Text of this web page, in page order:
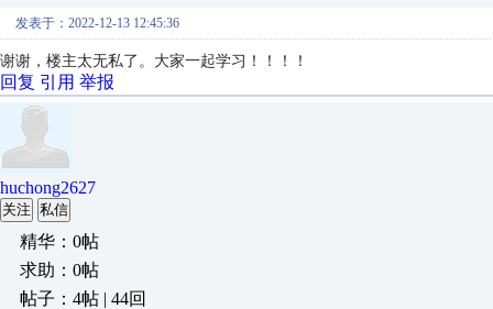
发表于：2022-12-13 12:45:36
谢谢，楼主太无私了。大家一起学习！！！！
回复 引用 举报
huchong2627
关注 私信
精华：0帖
求助：0帖
帖子：4帖 | 44回